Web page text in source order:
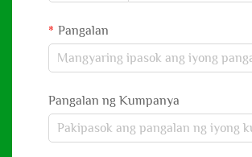
Pangalan
Pangalan ng Kumpanya